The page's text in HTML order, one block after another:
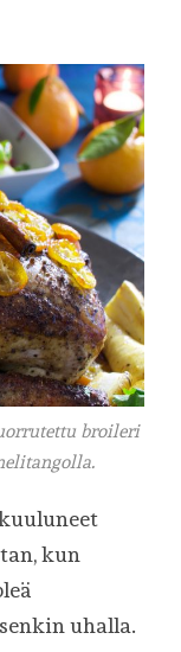
broileri
kun
uhalla.